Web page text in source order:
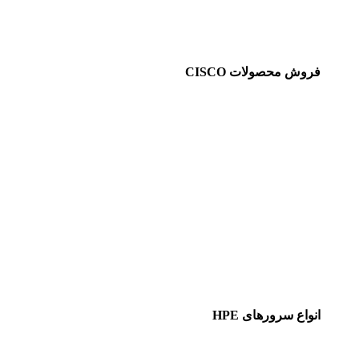
فروش محصولات CISCO
انواع سرورهای HPE